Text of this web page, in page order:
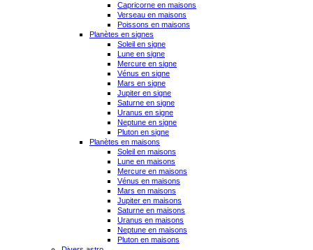
Capricorne en maisons
Verseau en maisons
Poissons en maisons
Planètes en signes
Soleil en signe
Lune en signe
Mercure en signe
Vénus en signe
Mars en signe
Jupiter en signe
Saturne en signe
Uranus en signe
Neptune en signe
Pluton en signe
Planètes en maisons
Soleil en maisons
Lune en maisons
Mercure en maisons
Vénus en maisons
Mars en maisons
Jupiter en maisons
Saturne en maisons
Uranus en maisons
Neptune en maisons
Pluton en maisons